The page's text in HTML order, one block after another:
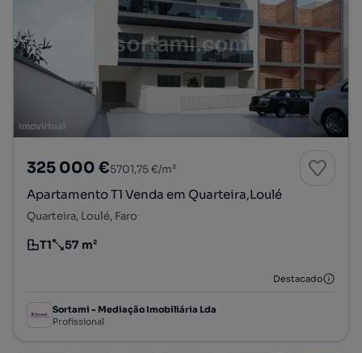
325 000 €5701,75 €/m²
Apartamento T1 Venda em Quarteira,Loulé
Quarteira, Loulé, Faro
Tipologia
T1
Preço por metro quadrado
57 m²
Destacado
Sortami - Mediação Imobiliária Lda
Profissional